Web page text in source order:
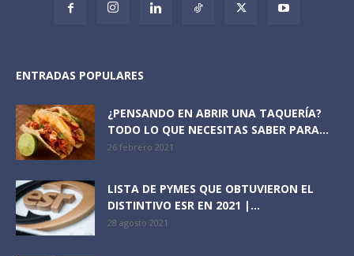
ENTRADAS POPULARES
¿PENSANDO EN ABRIR UNA TAQUERÍA?
TODO LO QUE NECESITAS SABER PARA...
26 febrero 2021
LISTA DE PYMES QUE OBTUVIERON EL
DISTINTIVO ESR EN 2021 |...
28 agosto 2021